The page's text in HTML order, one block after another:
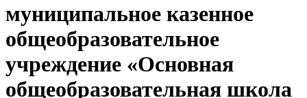
муниципальное казенное
общеобразовательное
учреждение «Основная
общеобразовательная школа